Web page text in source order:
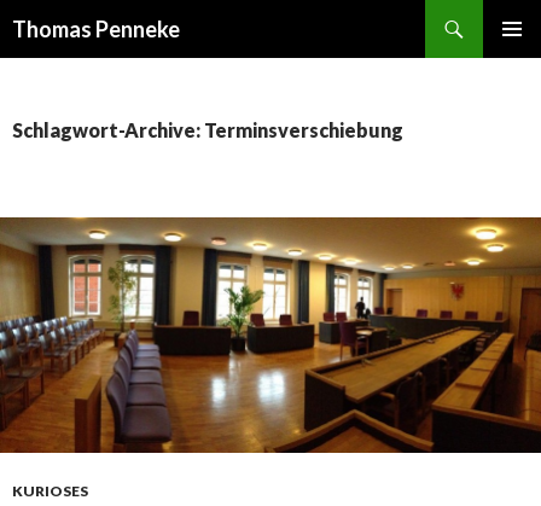
Thomas Penneke
Schlagwort-Archive: Terminsverschiebung
KURIOSES